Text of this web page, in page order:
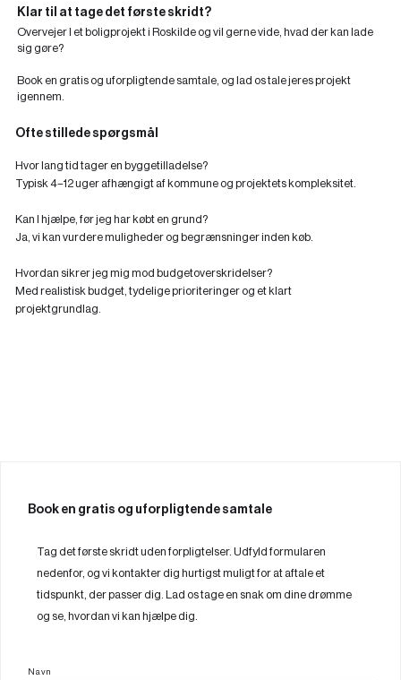
Klar til at tage det første skridt?
Overvejer I et boligprojekt i Roskilde og vil gerne vide, hvad der kan lade
sig gøre?
Book en gratis og uforpligtende samtale, og lad os tale jeres projekt
igennem.
Ofte stillede spørgsmål
Hvor lang tid tager en byggetilladelse?
‍Typisk 4–12 uger afhængigt af kommune og projektets kompleksitet.
Kan I hjælpe, før jeg har købt en grund?
‍Ja, vi kan vurdere muligheder og begrænsninger inden køb.
Hvordan sikrer jeg mig mod budgetoverskridelser?
Med realistisk budget, tydelige prioriteringer og et klart
projektgrundlag.
Book en gratis og uforpligtende samtale
Tag det første skridt uden forpligtelser. Udfyld formularen
nedenfor, og vi kontakter dig hurtigst muligt for at aftale et
tidspunkt, der passer dig. Lad os tage en snak om dine drømme
og se, hvordan vi kan hjælpe dig.
Navn